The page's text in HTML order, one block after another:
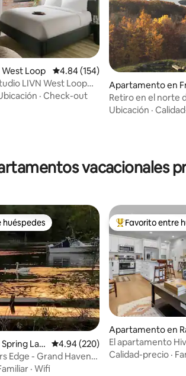
182 reseñas
Loop Calificación promedio: 4.84 de
4.84 (154)
LIVN West Loop
· Check-out
Apartamento en
Retiro en el norte
acceso al lago
Ubicación ·
vacacionales
176 reseñas
preferido
huéspedes
Lak
Calificación promedio: 4.94 de 5,
4.94 (220)
Edge - Grand Haven,
· Wifi
Favorito entre
Favorito entre
Apartamento en
El apartamento
Centro de la
Calidad-precio ·